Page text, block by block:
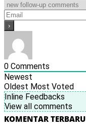
0 Comments
Newest
Oldest Most Voted
Inline Feedbacks
View all comments
KOMENTAR TERBARU